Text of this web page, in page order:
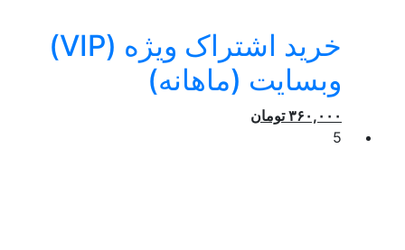
خرید اشتراک ویژه (VIP)
وبسایت (ماهانه)
۳۶۰,۰۰۰ تومان
5